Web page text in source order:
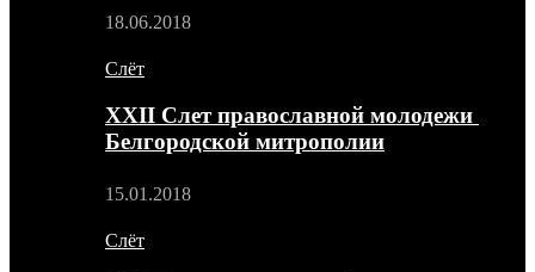
18.06.2018
Слёт
XXII Слет православной молодежи
Белгородской митрополии
15.01.2018
Слёт